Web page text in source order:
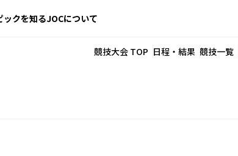
ックを知るJOCについて
競技大会 TOP 日程・結果 競技一覧